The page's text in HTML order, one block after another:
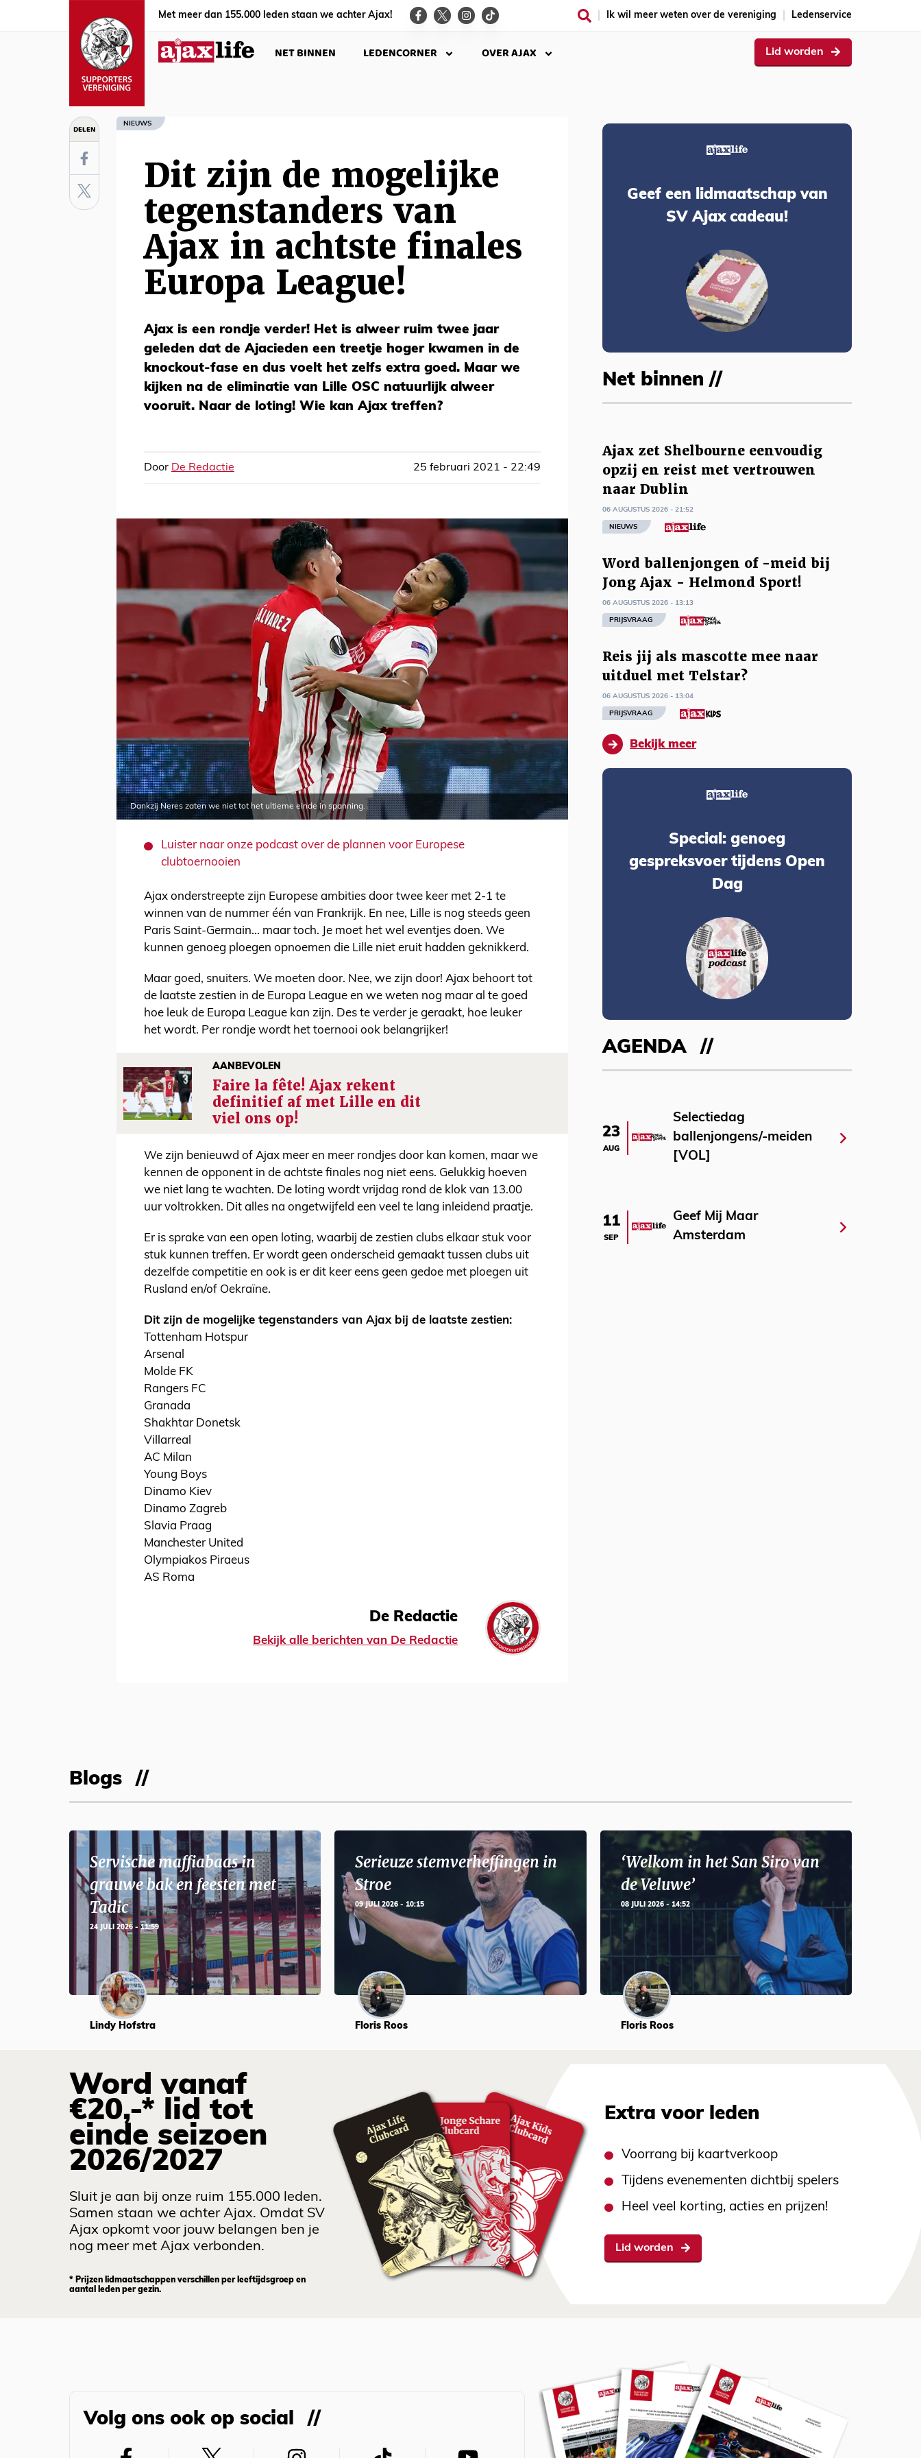
Met meer dan 155.000 leden staan we achter Ajax! Ik wil meer weten over de vereniging Ledenservice
NET BINNEN LEDENCORNER OVER AJAX Lid worden
DELEN NIEUWS
Dit zijn de mogelijke
tegenstanders van
Ajax in achtste finales
Europa League!
Ajax is een rondje verder! Het is alweer ruim twee jaar
geleden dat de Ajacieden een treetje hoger kwamen in de
knockout-fase en dus voelt het zelfs extra goed. Maar we
kijken na de eliminatie van Lille OSC natuurlijk alweer
vooruit. Naar de loting! Wie kan Ajax treffen?
Door De Redactie 25 februari 2021 - 22:49
Dankzij Neres zaten we niet tot het ultieme einde in spanning.
Luister naar onze podcast over de plannen voor Europese
clubtoernooien
Ajax onderstreepte zijn Europese ambities door twee keer met 2-1 te
winnen van de nummer één van Frankrijk. En nee, Lille is nog steeds geen
Paris Saint-Germain... maar toch. Je moet het wel eventjes doen. We
kunnen genoeg ploegen opnoemen die Lille niet eruit hadden geknikkerd.
Maar goed, snuiters. We moeten door. Nee, we zijn door! Ajax behoort tot
de laatste zestien in de Europa League en we weten nog maar al te goed
hoe leuk de Europa League kan zijn. Des te verder je geraakt, hoe leuker
het wordt. Per rondje wordt het toernooi ook belangrijker!
AANBEVOLEN
Faire la fête! Ajax rekent
definitief af met Lille en dit
viel ons op!
We zijn benieuwd of Ajax meer en meer rondjes door kan komen, maar we
kennen de opponent in de achtste finales nog niet eens. Gelukkig hoeven
we niet lang te wachten. De loting wordt vrijdag rond de klok van 13.00
uur voltrokken. Dit alles na ongetwijfeld een veel te lang inleidend praatje.
Er is sprake van een open loting, waarbij de zestien clubs elkaar stuk voor
stuk kunnen treffen. Er wordt geen onderscheid gemaakt tussen clubs uit
dezelfde competitie en ook is er dit keer eens geen gedoe met ploegen uit
Rusland en/of Oekraïne.
Dit zijn de mogelijke tegenstanders van Ajax bij de laatste zestien:
Tottenham Hotspur
Arsenal
Molde FK
Rangers FC
Granada
Shakhtar Donetsk
Villarreal
AC Milan
Young Boys
Dinamo Kiev
Dinamo Zagreb
Slavia Praag
Manchester United
Olympiakos Piraeus
AS Roma
De Redactie
Bekijk alle berichten van De Redactie
Geef een lidmaatschap van
SV Ajax cadeau!
Net binnen //
Ajax zet Shelbourne eenvoudig
opzij en reist met vertrouwen
naar Dublin
06 AUGUSTUS 2026 - 21:52
NIEUWS
Word ballenjongen of -meid bij
Jong Ajax - Helmond Sport!
06 AUGUSTUS 2026 - 13:13
PRIJSVRAAG
Reis jij als mascotte mee naar
uitduel met Telstar?
06 AUGUSTUS 2026 - 13:04
PRIJSVRAAG
Bekijk meer
Special: genoeg
gespreksvoer tijdens Open
Dag
AGENDA
23
AUG
Selectiedag
ballenjongens/-meiden
[VOL]
11
SEP
Geef Mij Maar
Amsterdam
Blogs
Servische maffiabaas in
grauwe bak en feesten met
Tadic
24 JULI 2026 - 11:59
Lindy Hofstra
Serieuze stemverheffingen in
Stroe
09 JULI 2026 - 10:15
Floris Roos
‘Welkom in het San Siro van
de Veluwe’
08 JULI 2026 - 14:52
Floris Roos
Word vanaf
€20,-* lid tot
einde seizoen
2026/2027
Sluit je aan bij onze ruim 155.000 leden.
Samen staan we achter Ajax. Omdat SV
Ajax opkomt voor jouw belangen ben je
nog meer met Ajax verbonden.
* Prijzen lidmaatschappen verschillen per leeftijdsgroep en
aantal leden per gezin.
Extra voor leden
Voorrang bij kaartverkoop
Tijdens evenementen dichtbij spelers
Heel veel korting, acties en prijzen!
Lid worden
Volg ons ook op social